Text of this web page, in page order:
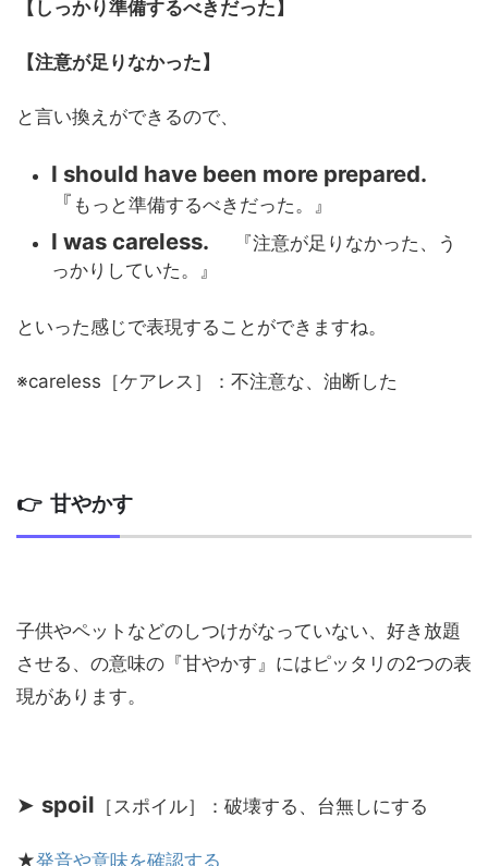
【しっかり準備するべきだった】
【注意が足りなかった】
と言い換えができるので、
I should have been more prepared.
『 もっと準備するべきだった。』
I was careless.
『注意が足りなかった、う
っかりしていた。』
といった感じで表現することができますね。
※careless［ケアレス］：不注意な、油断した
👉 甘やかす
子供やペットなどのしつけがなっていない、好き放題
させる、の意味の『甘やかす』にはピッタリの2つの表
現があります。
➤ spoil ［スポイル］：破壊する、台無しにする
★発音や意味を確認する